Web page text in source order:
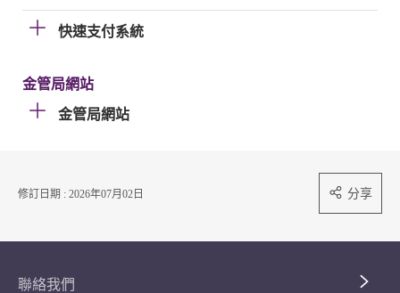
快速支付系統
金管局網站
金管局網站
修訂日期 : 2026年07月02日 分享
聯絡我們